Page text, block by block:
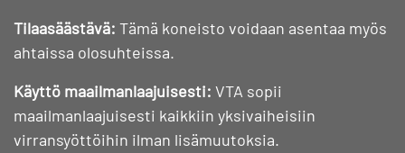
Tilaasäästävä: Tämä koneisto voidaan asentaa myös
ahtaissa olosuhteissa.
Käyttö maailmanlaajuisesti: VTA sopii
maailmanlaajuisesti kaikkiin yksivaiheisiin
virransyöttöihin ilman lisämuutoksia.